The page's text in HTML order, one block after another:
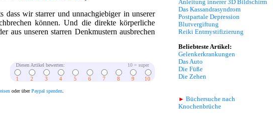
dass wir starrer und unnachgiebiger in unserer
können. Und die direkte körperliche
aus unseren starren Denkmustern ausbrechen
Diesen Artikel bewerten: 10 = super
1 2 3 4 5 6 7 8 9 10
oder überPaypal spenden
Anleitung innerer 3D Bildschirm
Das Kassandrasyndrom
Postpartale Depression
Blutvergiftung
Reiki Entmystifizierung
Beliebteste Artikel:
Gelenkerkrankungen
Das Auto
Die Füße
Die Zehen
► Büchersuche nach
Knochenbrüche